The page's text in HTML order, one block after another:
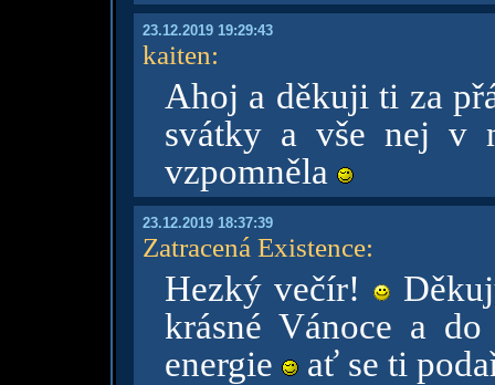
23.12.2019 19:29:43
kaiten:
Ahoj a děkuji ti za
svátky a vše nej v
vzpomněla
23.12.2019 18:37:39
Zatracená Existence:
Hezký večír!
krásné Vánoce a
energie
ať se ti